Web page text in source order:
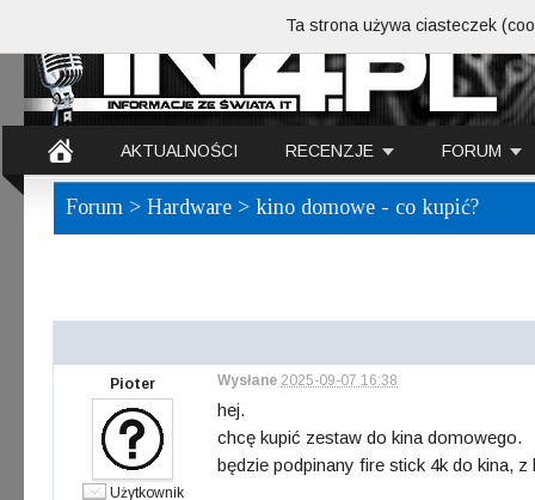
AKTUALNOŚCI RECENZJE FORUM
Forum > Hardware > kino domowe - co kupić?
Pioter
Użytkownik
Wysłane 2025-09-07 16:38
hej.
chcę kupić zestaw do kina domowego.
będzie podpinany fire stick 4k do kina, z
Ta strona używa ciasteczek